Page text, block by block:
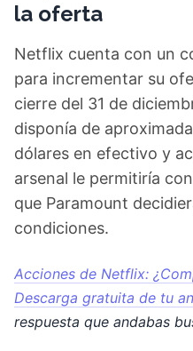
la oferta
Netflix cuenta con un
para incrementar su
cierre del 31 de
disponía de
dólares en efectivo y
arsenal le permitiría
que Paramount
condiciones.
Acciones de Netflix:
Descarga gratuita de tu
respuesta que andabas